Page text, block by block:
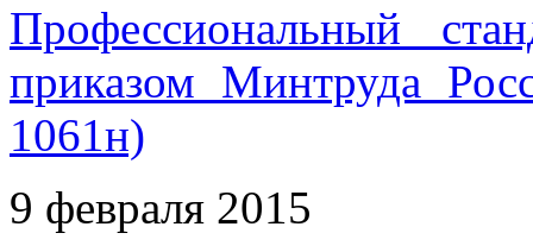
Профессиональный
приказом Минтруда
1061н)
9 февраля 2015